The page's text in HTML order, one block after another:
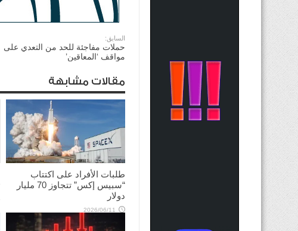
السابق:
حملات مفاجئة للحد من التعدي على
مواقف ‘المعاقين’
مقالات مشابهة
طلبات الأفراد على اكتتاب
“سبيس إكس” تتجاوز 70 مليار
دولار
2026/06/11